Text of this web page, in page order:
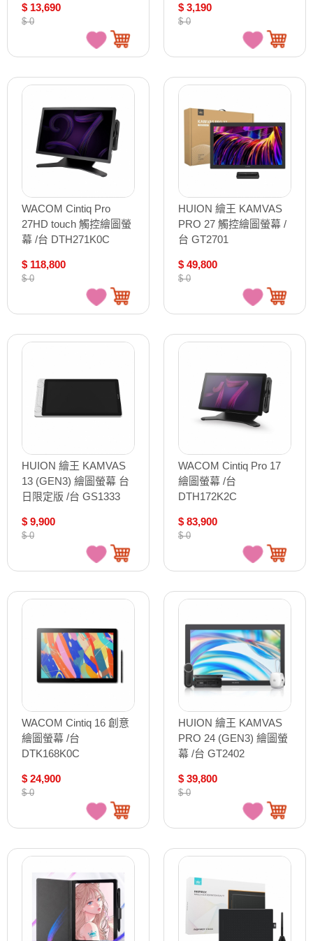
$ 13,690
$ 0
$ 3,190
$ 0
WACOM Cintiq Pro
27HD touch 觸控繪圖螢
幕 /台 DTH271K0C
$ 118,800
$ 0
HUION 繪王 KAMVAS
PRO 27 觸控繪圖螢幕 /
台 GT2701
$ 49,800
$ 0
HUION 繪王 KAMVAS
13 (GEN3) 繪圖螢幕 台
日限定版 /台 GS1333
$ 9,900
$ 0
WACOM Cintiq Pro 17
繪圖螢幕 /台
DTH172K2C
$ 83,900
$ 0
WACOM Cintiq 16 創意
繪圖螢幕 /台
DTK168K0C
$ 24,900
$ 0
HUION 繪王 KAMVAS
PRO 24 (GEN3) 繪圖螢
幕 /台 GT2402
$ 39,800
$ 0